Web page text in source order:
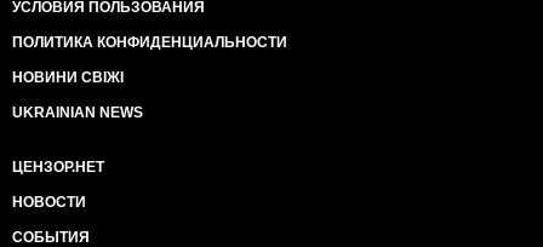
УСЛОВИЯ ПОЛЬЗОВАНИЯ
ПОЛИТИКА КОНФИДЕНЦИАЛЬНОСТИ
НОВИНИ СВІЖІ
UKRAINIAN NEWS
ЦЕНЗОР.НЕТ
НОВОСТИ
СОБЫТИЯ